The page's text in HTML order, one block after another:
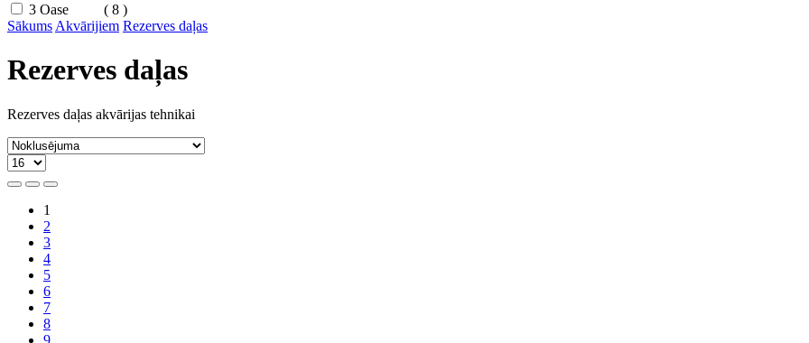
3 Oase
( 8 )
Sākums Akvārijiem Rezerves daļas
Rezerves daļas
Rezerves daļas akvārijas tehnikai
1
2
3
4
5
6
7
8
9